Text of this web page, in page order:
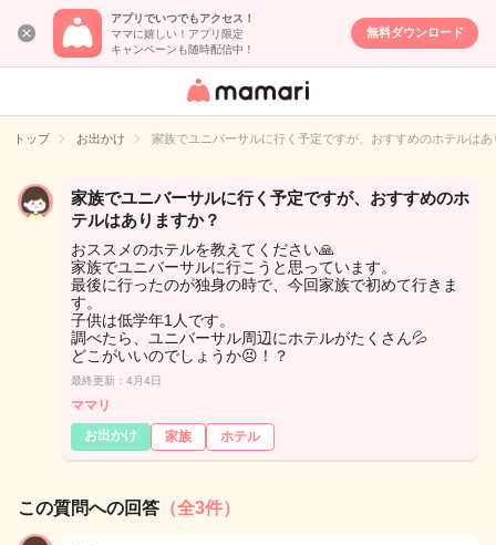
アプリでいつでもアクセス！
ママに嬉しい！アプリ限定
キャンペーンも随時配信中！
無料ダウンロード
女性専用匿名QA
イト
トップ お出かけ 家族でユニバーサルに行く予定ですが、おすすめのホテルはあ
家族でユニバーサルに行く予定ですが、おすすめのホ
テルはありますか？
おススメのホテルを教えてください🙏
家族でユニバーサルに行こうと思っています。
最後に行ったのが独身の時で、今回家族で初めて行きま
す。
子供は低学年1人です。
調べたら、ユニバーサル周辺にホテルがたくさん💦
どこがいいのでしょうか😣！？
最終更新：4月4日
ママリ
お出かけ
家族 ホテル
この質問への回答 （全3件）